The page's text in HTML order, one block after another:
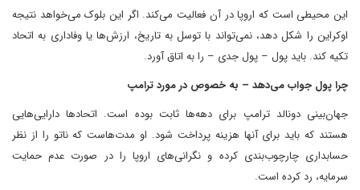
این محیطی است که اروپا در آن فعالیت می‌کند. اگر این بلوک می‌خواهد نتیجه
اوکراین را شکل دهد، نمی‌تواند با توسل به تاریخ، ارزش‌ها یا وفاداری به اتحاد
تکیه کند. باید پول – پول جدی – را به اتاق آورد.
چرا پول جواب می‌دهد – به خصوص در مورد ترامپ
جهان‌بینی دونالد ترامپ برای دهه‌ها ثابت بوده است. اتحادها دارایی‌هایی
هستند که باید برای آنها هزینه پرداخت شود. او مدت‌هاست که ناتو را از نظر
حسابداری چارچوب‌بندی کرده و نگرانی‌های اروپا را در صورت عدم حمایت
سرمایه، رد کرده است.